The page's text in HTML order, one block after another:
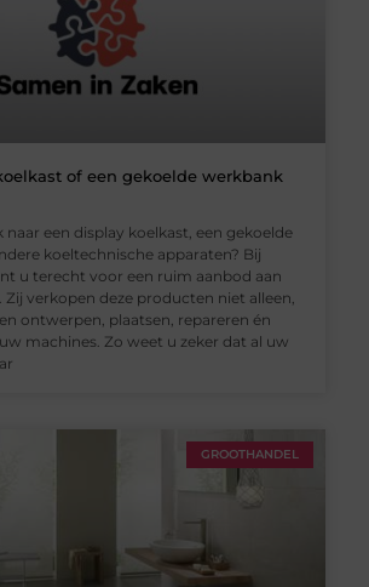
of een gekoelde werkbank
naar een display koelkast, een gekoelde
koeltechnische apparaten? Bij
u terecht voor een ruim aanbod aan
verkopen deze producten niet alleen,
ontwerpen, plaatsen, repareren én
machines. Zo weet u zeker dat al uw
GROOTHANDEL